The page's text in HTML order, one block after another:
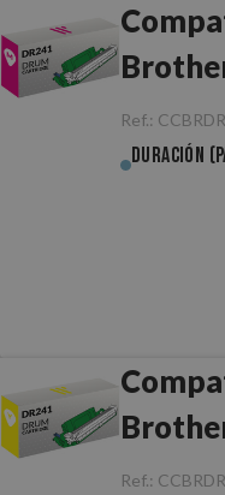
Ref.:
Duración
Ref.: